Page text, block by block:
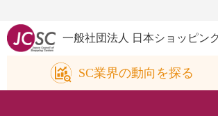
一般社団法人 日本ショッピン
SC業界の動向を探る